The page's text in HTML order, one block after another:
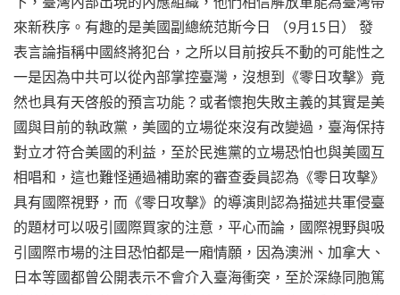
來新秩序。有趣的是美國副總統范斯今日 （9月15日） 發
表言論指稱中國終將犯台，之所以目前按兵不動的可能性之
一是因為中共可以從內部掌控臺灣，沒想到《零日攻擊》竟
然也具有天啓般的預言功能？或者懷抱失敗主義的其實是美
國與目前的執政黨，美國的立場從來沒有改變過，臺海保持
對立才符合美國的利益，至於民進黨的立場恐怕也與美國互
相唱和，這也難怪通過補助案的審查委員認為《零日攻擊》
具有國際視野，而《零日攻擊》的導演則認為描述共軍侵臺
的題材可以吸引國際買家的注意，平心而論，國際視野與吸
引國際市場的注目恐怕都是一廂情願，因為澳洲、加拿大、
日本等國都曾公開表示不會介入臺海衝突，至於深綠同胞篤